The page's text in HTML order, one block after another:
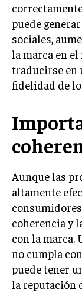
TECNOLOGIA
ESTRATEGIA
puede
sociales,
la marca en el
traducirse en
fidelidad de
Aunque las
altamente
coherencia y
con la marca.
no cumpla
puede tener
la reputación